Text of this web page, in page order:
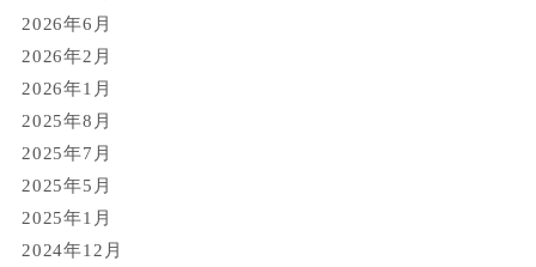
2026年6月
2026年2月
2026年1月
2025年8月
2025年7月
2025年5月
2025年1月
2024年12月